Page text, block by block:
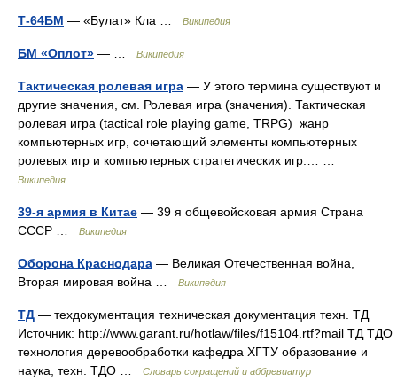
Т-64БМ — «Булат» Кла … Википедия
БМ «Оплот» — … Википедия
Тактическая ролевая игра — У этого термина существуют и
другие значения, см. Ролевая игра (значения). Тактическая
ролевая игра (tactical role playing game, TRPG) жанр
компьютерных игр, сочетающий элементы компьютерных
ролевых игр и компьютерных стратегических игр.… …
Википедия
39-я армия в Китае — 39 я общевойсковая армия Страна
СССР …
Википедия
Оборона Краснодара — Великая Отечественная война,
Вторая мировая война …
Википедия
ТД — техдокументация техническая документация техн. ТД
Источник: http://www.garant.ru/hotlaw/files/f15104.rtf?mail ТД ТДО
технология деревообработки кафедра ХГТУ образование и
наука, техн. ТДО …
Словарь сокращений и аббревиатур